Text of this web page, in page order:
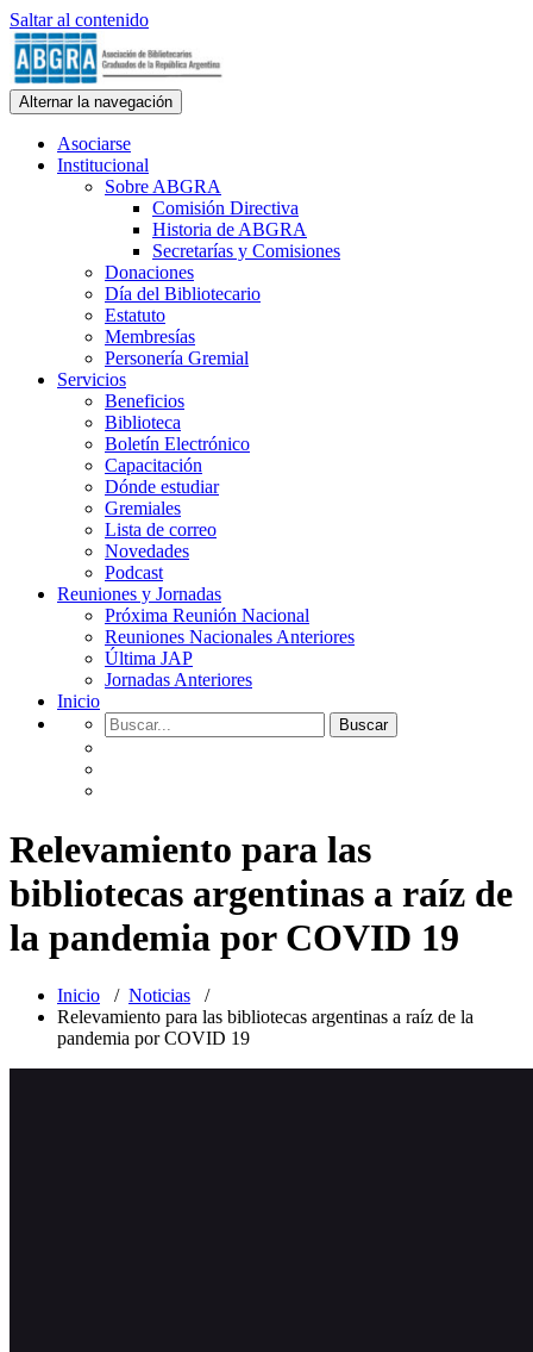
Saltar al contenido
ABGRA
Asociación de Bibliotecarios Graduados de la República Argentina.
Personería Gremial N° 354/60
Alternar la navegación
Asociarse
Institucional
Sobre ABGRA
Comisión Directiva
Historia de ABGRA
Secretarías y Comisiones
Donaciones
Día del Bibliotecario
Estatuto
Membresías
Personería Gremial
Servicios
Beneficios
Biblioteca
Boletín Electrónico
Capacitación
Dónde estudiar
Gremiales
Lista de correo
Novedades
Podcast
Reuniones y Jornadas
Próxima Reunión Nacional
Reuniones Nacionales Anteriores
Última JAP
Jornadas Anteriores
Inicio
Relevamiento para las
bibliotecas argentinas a raíz de
la pandemia por COVID 19
Inicio / Noticias /
Relevamiento para las bibliotecas argentinas a raíz de la
pandemia por COVID 19